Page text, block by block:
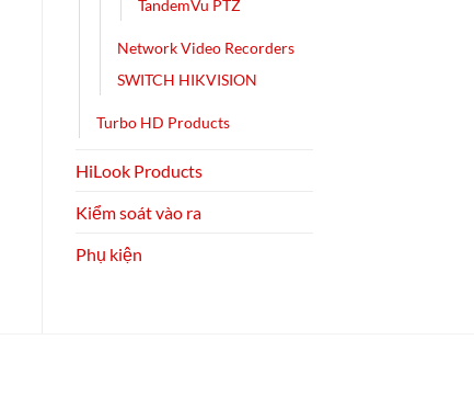
TandemVu PTZ
Network Video Recorders
SWITCH HIKVISION
Turbo HD Products
HiLook Products
Kiểm soát vào ra
Phụ kiện